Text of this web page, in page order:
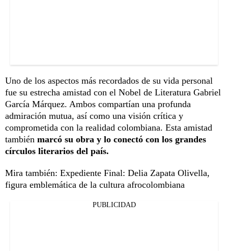
Uno de los aspectos más recordados de su vida personal
fue su estrecha amistad con el Nobel de Literatura Gabriel
García Márquez. Ambos compartían una profunda
admiración mutua, así como una visión crítica y
comprometida con la realidad colombiana. Esta amistad
también marcó su obra y lo conectó con los grandes
círculos literarios del país.
Mira también: Expediente Final: Delia Zapata Olivella,
figura emblemática de la cultura afrocolombiana
PUBLICIDAD